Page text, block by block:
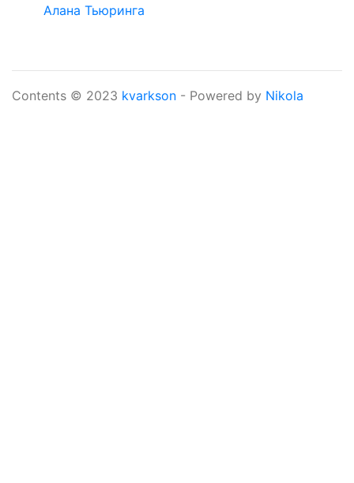
Алана Тьюринга
Contents © 2023 kvarkson - Powered by Nikola